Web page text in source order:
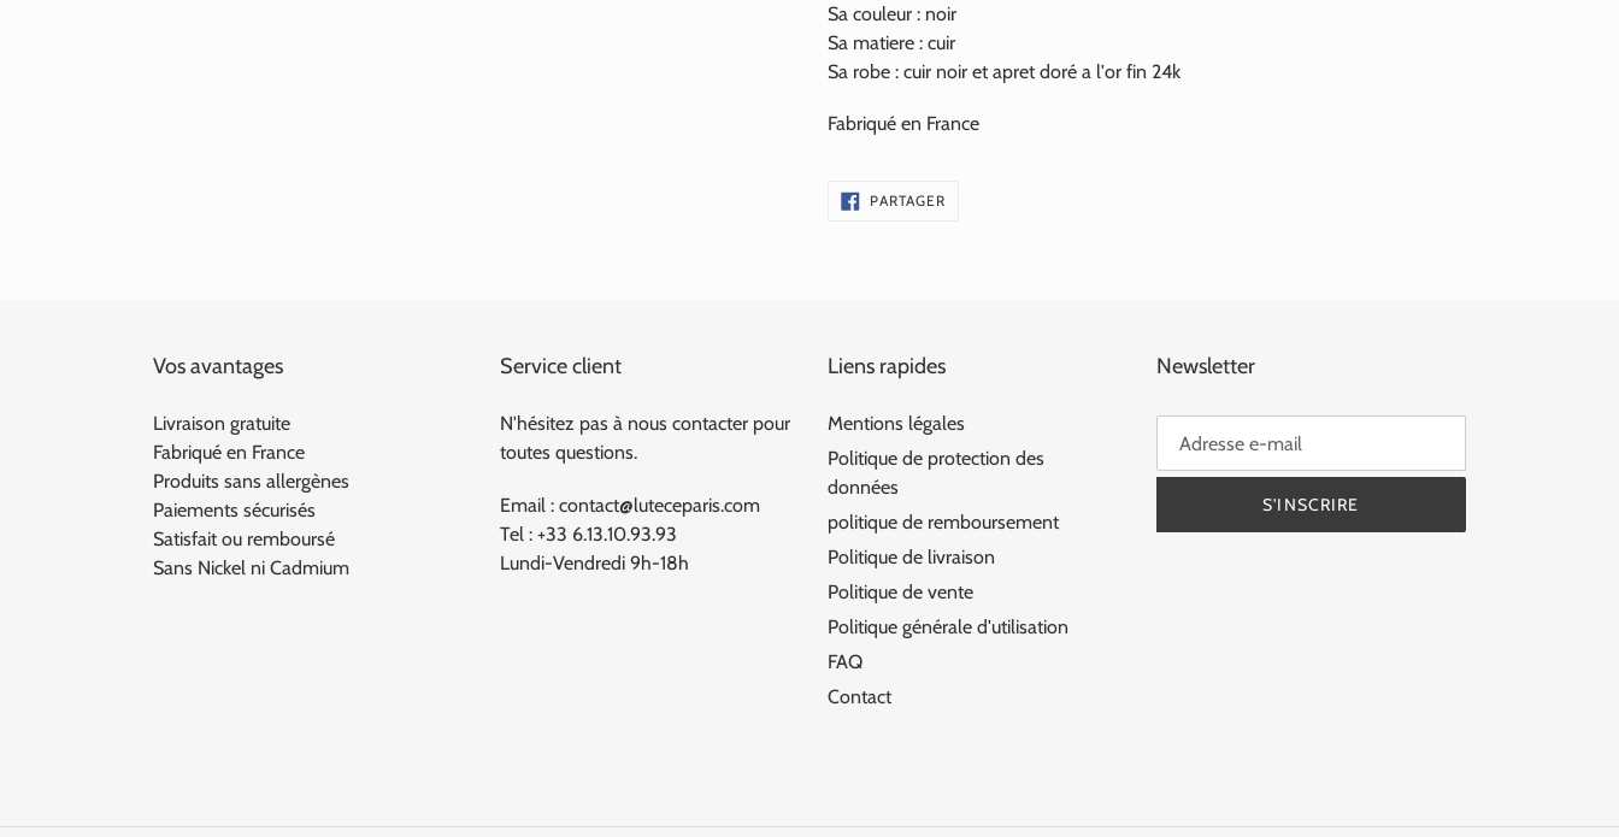
Sa couleur : noir
Sa matiere : cuir
Sa robe : cuir noir et apret doré a l'or fin 24k
Fabriqué en France
PARTAGERPARTAGER
SUR
Vos avantages
Livraison gratuite
Fabriqué en France
Produits sans allergènes
Paiements sécurisés
Satisfait ou remboursé
Sans Nickel ni Cadmium
Service client
N'hésitez pas à nous contacter pour
toutes questions.
Email : contact@luteceparis.com
Tel : +33 6.13.10.93.93
Lundi-Vendredi 9h-18h
Liens rapides
Mentions légales
Politique de protection des
données
politique de remboursement
Politique de livraison
Politique de vente
Politique générale d'utilisation
FAQ
Contact
Newsletter
S'INSCRIRE